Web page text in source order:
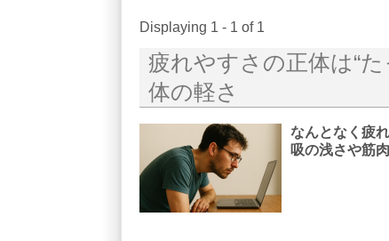
Displaying 1 - 1 of 1
疲れやすさの正体は“
体の軽さ
なんとなく疲
吸の浅さや筋